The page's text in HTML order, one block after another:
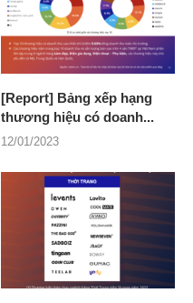
[Report] Bảng xếp hạng
thương hiệu có doanh...
12/01/2023